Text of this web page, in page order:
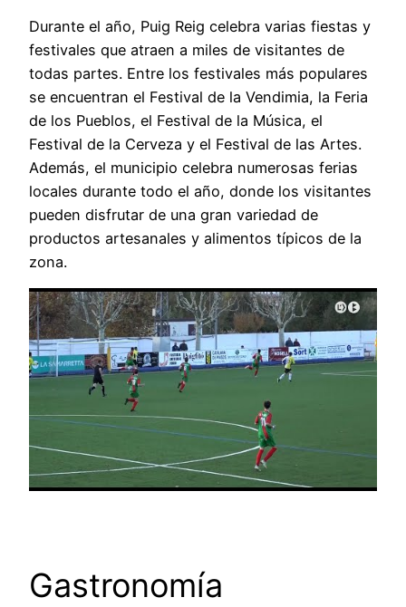
Durante el año, Puig Reig celebra varias fiestas y
festivales que atraen a miles de visitantes de
todas partes. Entre los festivales más populares
se encuentran el Festival de la Vendimia, la Feria
de los Pueblos, el Festival de la Música, el
Festival de la Cerveza y el Festival de las Artes.
Además, el municipio celebra numerosas ferias
locales durante todo el año, donde los visitantes
pueden disfrutar de una gran variedad de
productos artesanales y alimentos típicos de la
zona.
Gastronomía